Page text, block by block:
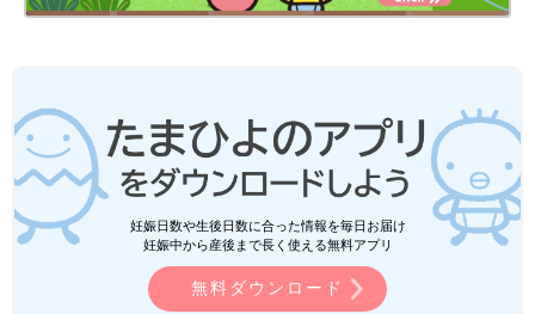
妊娠日数や生後日数に合った情報を毎日お届け
妊娠中から産後まで長く使える無料アプリ
無料ダウンロード